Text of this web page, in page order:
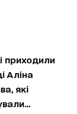
приходили
Аліна
які